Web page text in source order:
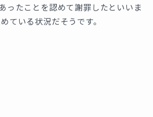
ったことを認めて謝罪したといいま
ている状況だそうです。